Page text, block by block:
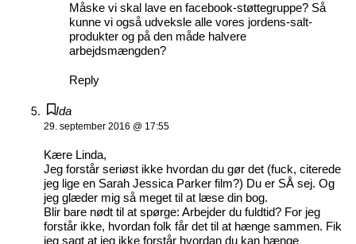
Måske vi skal lave en facebook-støttegruppe? Så
kunne vi også udveksle alle vores jordens-salt-
produkter og på den måde halvere
arbejdsmængden?
Reply
Ida
29. september 2016 @ 17:55
Kære Linda,
Jeg forstår seriøst ikke hvordan du gør det (fuck, citerede
jeg lige en Sarah Jessica Parker film?) Du er SÅ sej. Og
jeg glæder mig så meget til at læse din bog.
Blir bare nødt til at spørge: Arbejder du fuldtid? For jeg
forstår ikke, hvordan folk får det til at hænge sammen. Fik
jeg sagt at jeg ikke forstår hvordan du kan hænge